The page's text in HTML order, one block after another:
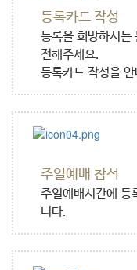
등록카드 작성
등록을 희망하시는
전해주세요.
등록카드 작성을
주일예배 참석
주일예배시간에 등
니다.